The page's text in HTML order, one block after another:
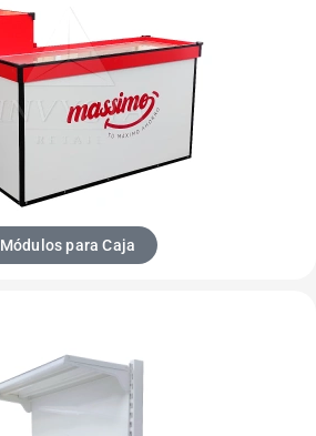
Módulos para Caja